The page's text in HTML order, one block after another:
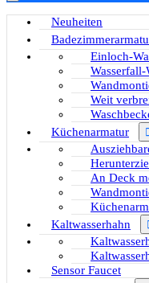
Neuheiten
Einloch-
Wasserfall-
Weit
Küchenarmatur
An Deck
Kaltwasserhahn
Sensor Faucet